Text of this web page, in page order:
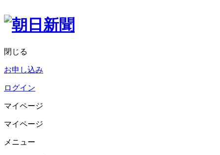
閉じる
お申し込み
ログイン
マイページ
マイページ
メニュー